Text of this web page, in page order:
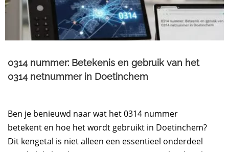
0314 nummer: Betekenis en gebruik van het
0314 netnummer in Doetinchem
Ben je benieuwd naar wat het 0314 nummer
betekent en hoe het wordt gebruikt in Doetinchem?
Dit kengetal is niet alleen een essentieel onderdeel